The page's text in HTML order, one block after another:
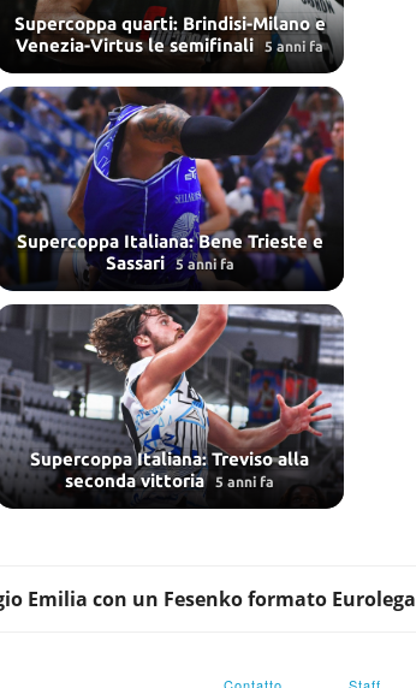
Supercoppa quarti: Brindisi-Milano e
Venezia-Virtus le semifinali
5 anni fa
Supercoppa Italiana: Bene Trieste e
Sassari 5 anni fa
Supercoppa Italiana: Treviso alla
seconda vittoria 5 anni fa
Emilia con un Fesenko formato Eurolega
Contatto Staff